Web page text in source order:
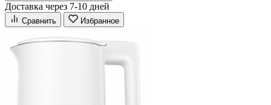
Доставка через 7-10 дней
Сравнить Избранное